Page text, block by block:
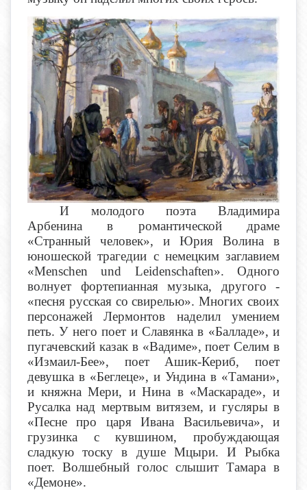
И молодого поэта Владимира
Арбенина в романтической драме
«Странный человек», и Юрия Волина в
юношеской трагедии с немецким заглавием
«Menschen und Leidenschaften». Одного
волнует фортепианная музыка, другого -
«песня русская со свирелью». Многих своих
персонажей Лермонтов наделил умением
петь. У него поет и Славянка в «Балладе», и
пугачевский казак в «Вадиме», поет Селим в
«Измаил-Бее», поет Ашик-Кериб, поет
девушка в «Беглеце», и Ундина в «Тамани»,
и княжна Мери, и Нина в «Маскараде», и
Русалка над мертвым витязем, и гусляры в
«Песне про царя Ивана Васильевича», и
грузинка с кувшином, пробуждающая
сладкую тоску в душе Мцыри. И Рыбка
поет. Волшебный голос слышит Тамара в
«Демоне».